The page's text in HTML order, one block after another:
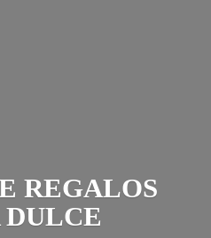
REGALOS
DULCE